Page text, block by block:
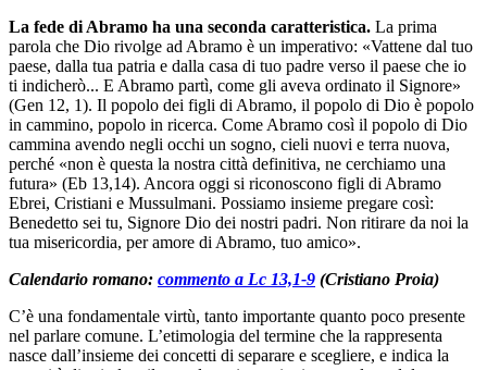
La fede di Abramo ha una seconda caratteristica. La prima
parola che Dio rivolge ad Abramo è un imperativo: «Vattene dal tuo
paese, dalla tua patria e dalla casa di tuo padre verso il paese che io
ti indicherò... E Abramo partì, come gli aveva ordinato il Signore»
(Gen 12, 1). Il popolo dei figli di Abramo, il popolo di Dio è popolo
in cammino, popolo in ricerca. Come Abramo così il popolo di Dio
cammina avendo negli occhi un sogno, cieli nuovi e terra nuova,
perché «non è questa la nostra città definitiva, ne cerchiamo una
futura» (Eb 13,14). Ancora oggi si riconoscono figli di Abramo
Ebrei, Cristiani e Mussulmani. Possiamo insieme pregare così:
Benedetto sei tu, Signore Dio dei nostri padri. Non ritirare da noi la
tua misericordia, per amore di Abramo, tuo amico».
Calendario romano: commento a Lc 13,1-9 (Cristiano Proia)
C’è una fondamentale virtù, tanto importante quanto poco presente
nel parlare comune. L’etimologia del termine che la rappresenta
nasce dall’insieme dei concetti di separare e scegliere, e indica la